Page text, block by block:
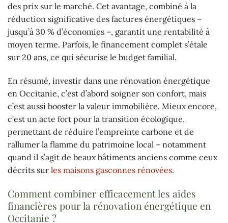
des prix sur le marché. Cet avantage, combiné à la
réduction significative des factures énergétiques –
jusqu’à 30 % d’économies –, garantit une rentabilité à
moyen terme. Parfois, le financement complet s’étale
sur 20 ans, ce qui sécurise le budget familial.
En résumé, investir dans une rénovation énergétique
en Occitanie, c’est d’abord soigner son confort, mais
c’est aussi booster la valeur immobilière. Mieux encore,
c’est un acte fort pour la transition écologique,
permettant de réduire l’empreinte carbone et de
rallumer la flamme du patrimoine local – notamment
quand il s’agit de beaux bâtiments anciens comme ceux
décrits sur les maisons gasconnes rénovées.
Comment combiner efficacement les aides
financières pour la rénovation énergétique en
Occitanie ?